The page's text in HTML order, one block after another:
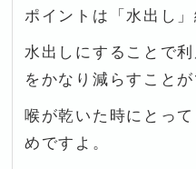
ポイントは「水出し」
水出しにすることで
をかなり減らすことが
喉が乾いた時にとっ
めですよ。